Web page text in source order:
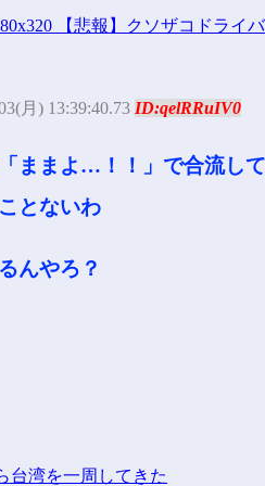
月) 13:39:40.73 ID:qelRRuIV0
ままよ…！！」で合流し
とないわ
んやろ？
台湾を一周してきた